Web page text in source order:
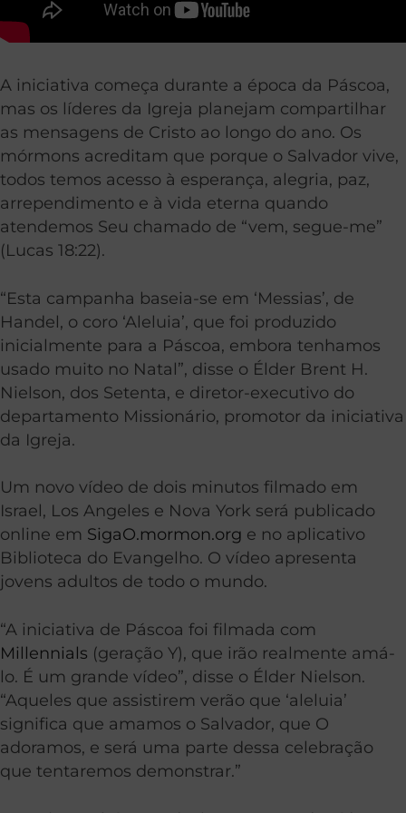
A iniciativa começa durante a época da Páscoa,
mas os líderes da Igreja planejam compartilhar
as mensagens de Cristo ao longo do ano. Os
mórmons acreditam que porque o Salvador vive,
todos temos acesso à esperança, alegria, paz,
arrependimento e à vida eterna quando
atendemos Seu chamado de “vem, segue-me”
(Lucas 18:22).
“Esta campanha baseia-se em ‘Messias’, de
Handel, o coro ‘Aleluia’, que foi produzido
inicialmente para a Páscoa, embora tenhamos
usado muito no Natal”, disse o Élder Brent H.
Nielson, dos Setenta, e diretor-executivo do
departamento Missionário, promotor da iniciativa
da Igreja.
Um novo vídeo de dois minutos filmado em
Israel, Los Angeles e Nova York será publicado
online em SigaO.mormon.org e no aplicativo
Biblioteca do Evangelho. O vídeo apresenta
jovens adultos de todo o mundo.
“A iniciativa de Páscoa foi filmada com
Millennials (geração Y), que irão realmente amá-
lo. É um grande vídeo”, disse o Élder Nielson.
“Aqueles que assistirem verão que ‘aleluia’
significa que amamos o Salvador, que O
adoramos, e será uma parte dessa celebração
que tentaremos demonstrar.”